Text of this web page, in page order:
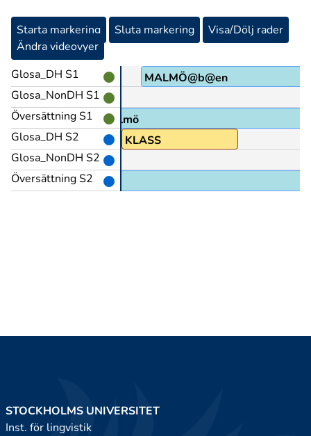
Starta markering Sluta markering
Visa/Dölj rader
Ändra videovyer
Glosa_DH S1
Glosa_NonDH S1
Översättning S1
Glosa_DH S2
Glosa_NonDH S2
Översättning S2
MALMÖ@b@en
ja i Malmö
PEK>personKLASS
STOCKHOLMS UNIVERSITET
Inst. för lingvistik